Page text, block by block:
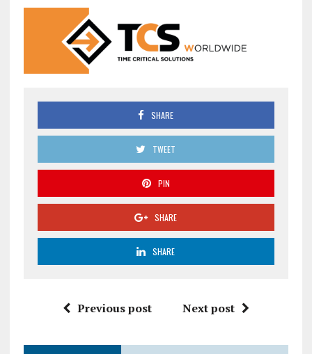
SHARE
TWEET
PIN
SHARE
SHARE
Previous post Next post